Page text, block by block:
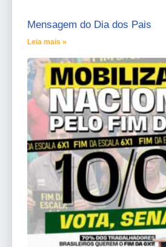
Mensagem do Dia dos Pais
Leia mais »